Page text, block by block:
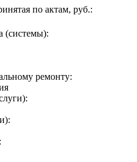
по актам, руб.:
(системы):
ремонту: